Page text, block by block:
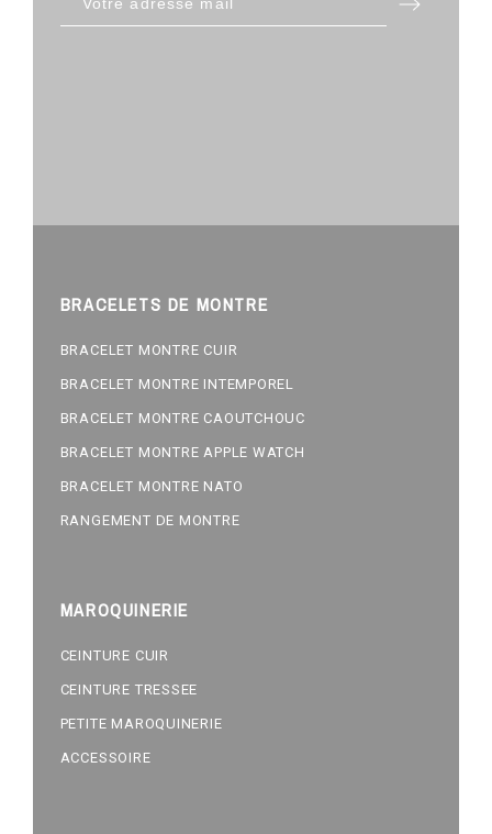
BRACELETS DE MONTRE
BRACELET MONTRE CUIR
BRACELET MONTRE INTEMPOREL
BRACELET MONTRE CAOUTCHOUC
BRACELET MONTRE APPLE WATCH
BRACELET MONTRE NATO
RANGEMENT DE MONTRE
MAROQUINERIE
CEINTURE CUIR
CEINTURE TRESSEE
PETITE MAROQUINERIE
ACCESSOIRE